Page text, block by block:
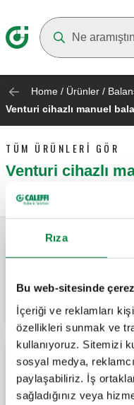
Rıza
Bu web-sitesinde
İçeriği ve reklamları
özellikleri sunmak ve
kullanıyoruz. Sitemizi
sosyal medya,
paylaşabiliriz. İş
sağladığınız veya
Home / Ürünler /
Venturi cihazlı manuel
TÜM ÜRÜNLERI GÖR
Venturi cihazlı
Dişli
yalıtım.